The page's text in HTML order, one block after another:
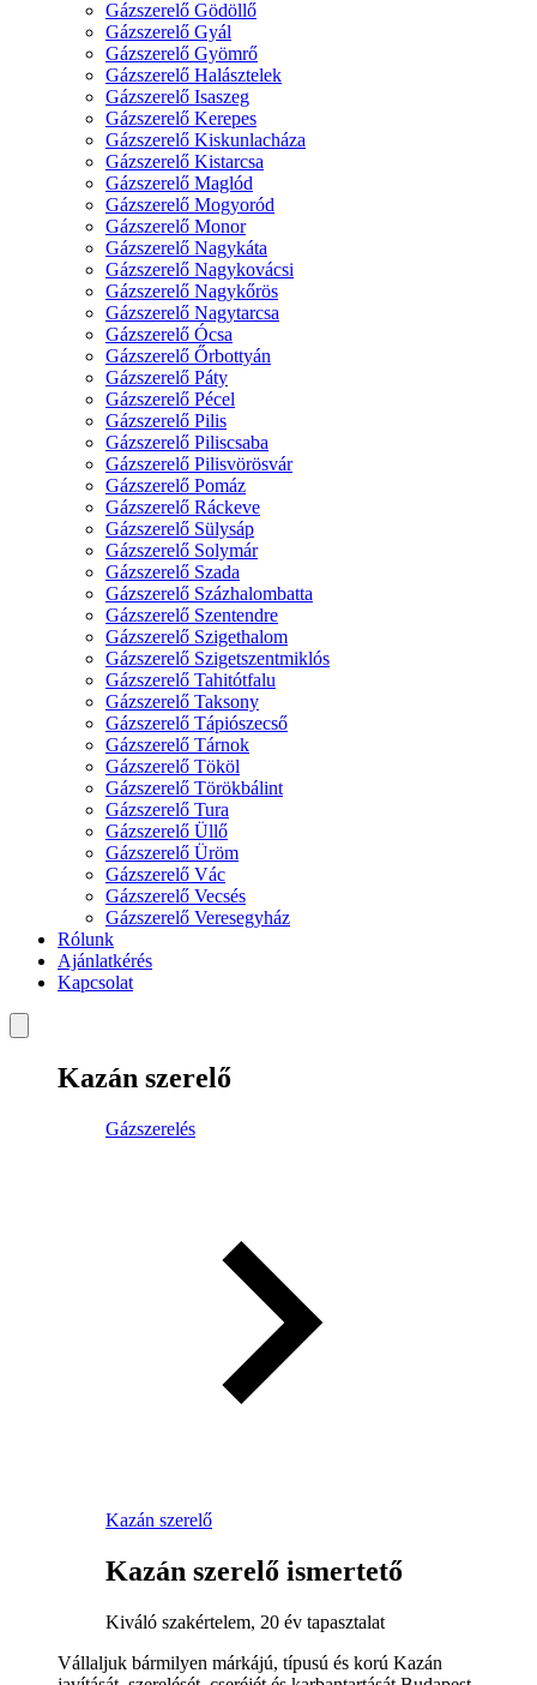
Gázszerelő Gödöllő
Gázszerelő Gyál
Gázszerelő Gyömrő
Gázszerelő Halásztelek
Gázszerelő Isaszeg
Gázszerelő Kerepes
Gázszerelő Kiskunlacháza
Gázszerelő Kistarcsa
Gázszerelő Maglód
Gázszerelő Mogyoród
Gázszerelő Monor
Gázszerelő Nagykáta
Gázszerelő Nagykovácsi
Gázszerelő Nagykőrös
Gázszerelő Nagytarcsa
Gázszerelő Ócsa
Gázszerelő Őrbottyán
Gázszerelő Páty
Gázszerelő Pécel
Gázszerelő Pilis
Gázszerelő Piliscsaba
Gázszerelő Pilisvörösvár
Gázszerelő Pomáz
Gázszerelő Ráckeve
Gázszerelő Sülysáp
Gázszerelő Solymár
Gázszerelő Szada
Gázszerelő Százhalombatta
Gázszerelő Szentendre
Gázszerelő Szigethalom
Gázszerelő Szigetszentmiklós
Gázszerelő Tahitótfalu
Gázszerelő Taksony
Gázszerelő Tápiószecső
Gázszerelő Tárnok
Gázszerelő Tököl
Gázszerelő Törökbálint
Gázszerelő Tura
Gázszerelő Üllő
Gázszerelő Üröm
Gázszerelő Vác
Gázszerelő Vecsés
Gázszerelő Veresegyház
Rólunk
Ajánlatkérés
Kapcsolat
Kazán szerelő
Gázszerelés
Kazán szerelő
Kazán szerelő ismertető
Kiváló szakértelem, 20 év tapasztalat
Vállaljuk bármilyen márkájú, típusú és korú Kazán